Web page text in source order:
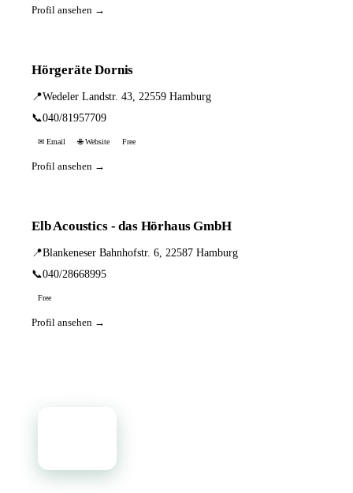
Profil ansehen →
Hörgeräte Dornis
📍Wedeler Landstr. 43, 22559 Hamburg
📞040/81957709
✉ Email 🌐 Website Free
Profil ansehen →
Elb Acoustics - das Hörhaus GmbH
📍Blankeneser Bahnhofstr. 6, 22587 Hamburg
📞040/28668995
Free
Profil ansehen →